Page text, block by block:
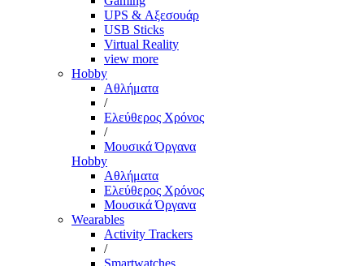
UPS & Αξεσουάρ
USB Sticks
Virtual Reality
view more
Hobby
Αθλήματα
/
Ελεύθερος Χρόνος
/
Μουσικά Όργανα
Hobby
Αθλήματα
Ελεύθερος Χρόνος
Μουσικά Όργανα
Wearables
Activity Trackers
/
Smartwatches